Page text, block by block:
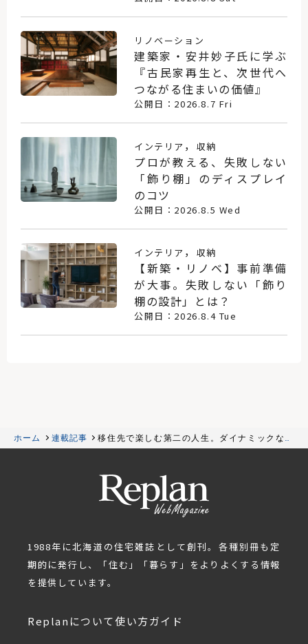
リノベーション
建築家・安井妙子氏に学ぶ
『古民家再生と、次世代へ
つながる住まいの価値』
公開日：2026.8.7 Fri
インテリア ， 収納
プロが教える、失敗しない
「飾り棚」のディスプレイ
のコツ
公開日：2026.8.5 Wed
インテリア ， 収納
【新築・リノベ】事前準備
が大事。失敗しない「飾り
棚の設計」とは？
公開日：2026.8.4 Tue
ホーム 連載記事
移住先で楽しむ第二の人生。ダイナミックな吹
き抜けのある自然素材に包まれた木の家
1988年に北海道の住宅雑誌として創刊。各種別冊も定
期的に発行し、「住む」「暮らす」をよりよくする情報
を提供しています。
Replanについて使い方ガイド